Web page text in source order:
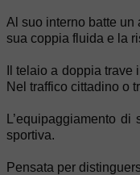
Al suo interno batte
sua coppia fluida e la
Il telaio a doppia
Nel traffico cittadino o
L’equipaggiamento
sportiva.
Pensata per